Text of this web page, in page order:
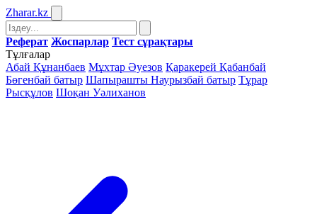
Zharar.kz
Реферат Жоспарлар Тест сұрақтары
Тұлғалар
Абай Құнанбаев Мұхтар Әуезов Қаракерей Қабанбай
Бөгенбай батыр Шапырашты Наурызбай батыр Тұрар
Рысқұлов Шоқан Уәлиханов